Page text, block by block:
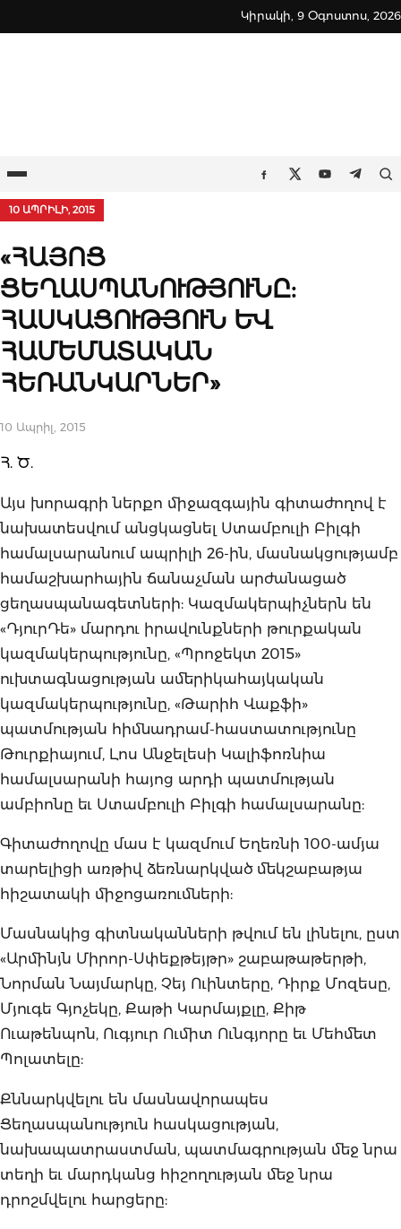
to
Կիրակի, 9 Օգոստոս, 2026
Ընտրացանկ Facebook
TwitterYoutube
10 ԱՊՐԻԼԻ, 2015
«ՀԱՅՈՑ
ՑԵՂԱՍՊԱՆՈՒԹՅՈՒՆԸ:
ՀԱՍԿԱՑՈՒԹՅՈՒՆ ԵՎ
ՀԱՄԵՄԱՏԱԿԱՆ
ՀԵՌԱՆԿԱՐՆԵՐ»
10 Ապրիլ, 2015
Հ. Ծ.
Այս խորագրի ներքո միջազգային գիտաժողով է
նախատեսվում անցկացնել Ստամբուլի Բիլգի
համալսարանում ապրիլի 26-ին, մասնակցությամբ
համաշխարհային ճանաչման արժանացած
ցեղասպանագետների: Կազմակերպիչներն են
«ԴյուրԴե» մարդու իրավունքների թուրքական
կազմակերպությունը, «Պրոջեկտ 2015»
ուխտագնացության ամերիկահայկական
կազմակերպությունը, «Թարիհ Վաքֆի»
պատմության հիմնադրամ-հաստատությունը
Թուրքիայում, Լոս Անջելեսի Կալիֆոռնիա
համալսարանի հայոց արդի պատմության
ամբիոնը եւ Ստամբուլի Բիլգի համալսարանը:
Գիտաժողովը մաս է կազմում Եղեռնի 100-ամյա
տարելիցի առթիվ ձեռնարկված մեկշաբաթյա
հիշատակի միջոցառումների:
Մասնակից գիտնականների թվում են լինելու, ըստ
«Արմինյն Միրոր-Սփեքթեյթր» շաբաթաթերթի,
Նորման Նայմարկը, Չեյ Ուինտերը, Դիրք Մոզեսը,
Մյուգե Գյոչեկը, Քաթի Կարմայքլը, Քիթ
Ուաթենպոն, Ուգյուր Ումիտ Ունգյորը եւ Մեհմետ
Պոլատելը:
Քննարկվելու են մասնավորապես
Ցեղասպանություն հասկացության,
նախապատրաստման, պատմագրության մեջ նրա
տեղի եւ մարդկանց հիշողության մեջ նրա
դրոշմվելու հարցերը: